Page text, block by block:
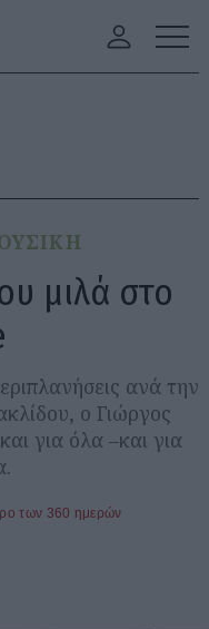
μιλά στο
ανά την
ο Γιώργος
για όλα –και για
των 360 ημερών